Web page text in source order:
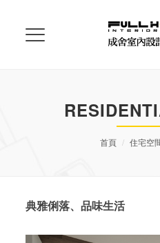
首頁 住宅空
典雅俐落、品味生活